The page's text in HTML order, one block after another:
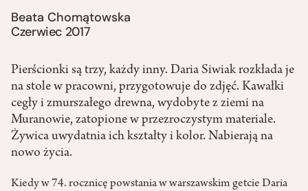
Beata Chomątowska
Czerwiec 2017
Pierścionki są trzy, każdy inny. Daria Siwiak rozkłada je
na stole w pracowni, przygotowuje do zdjęć. Kawałki
cegły i zmurszałego drewna, wydobyte z ziemi na
Muranowie, zatopione w przezroczystym materiale.
Żywica uwydatnia ich kształty i kolor. Nabierają na
nowo życia.
Kiedy w 74. rocznicę powstania w warszawskim getcie Daria